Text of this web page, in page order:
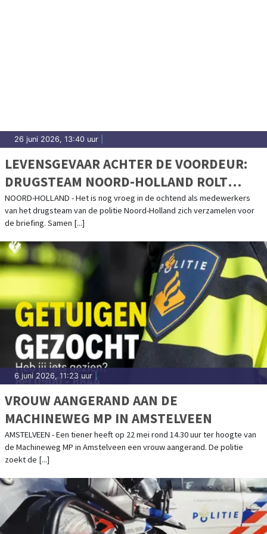
26 juni 2026, 13:40 uur
LEVENSGEVAAR ACHTER DE VOORDEUR:
DRUGSTEAM NOORD-HOLLAND ROLT
HENNEPKWEKERIJEN OP
NOORD-HOLLAND - Het is nog vroeg in de ochtend als medewerkers
van het drugsteam van de politie Noord-Holland zich verzamelen voor
de briefing. Samen [...]
6 juni 2026, 11:23 uur
VROUW AANGERAND AAN DE
MACHINEWEG MP IN AMSTELVEEN
AMSTELVEEN - Een tiener heeft op 22 mei rond 14.30 uur ter hoogte van
de Machineweg MP in Amstelveen een vrouw aangerand. De politie
zoekt de [...]